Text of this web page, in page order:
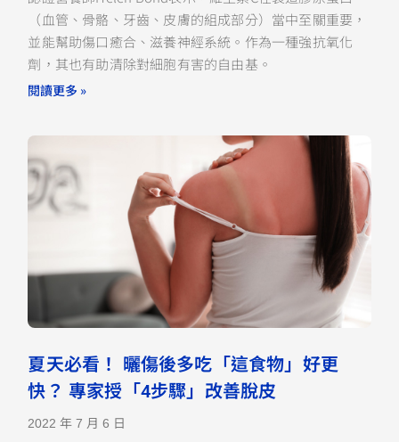
（血管、骨骼、牙齒、皮膚的組成部分）當中至關重要，
並能幫助傷口癒合、滋養神經系統。作為一種強抗氧化
劑，其也有助清除對細胞有害的自由基。
閱讀更多 »
夏天必看！ 曬傷後多吃「這食物」好更
快？ 專家授「4步驟」改善脫皮
2022 年 7 月 6 日